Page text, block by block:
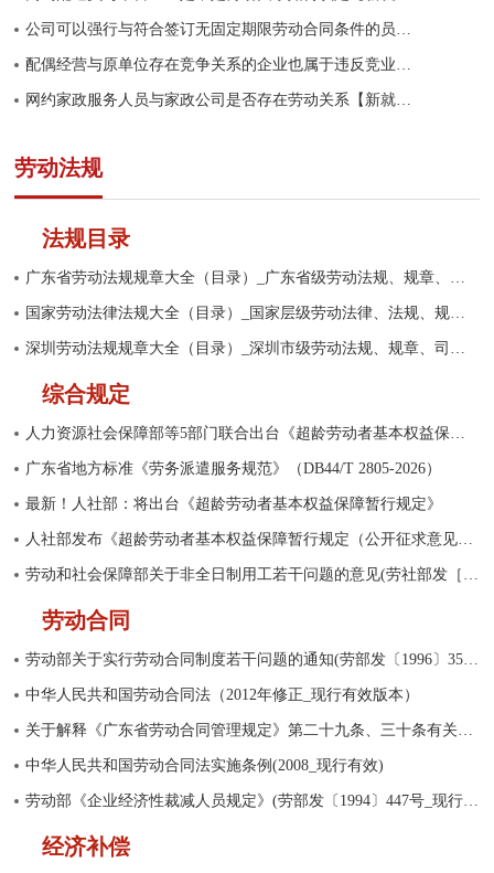
公司可以强行与符合签订无固定期限劳动合同条件的员工终止吗-最高法典型案例
配偶经营与原单位存在竞争关系的企业也属于违反竞业限制行为-最高法典型案例
网约家政服务人员与家政公司是否存在劳动关系【新就业形态案例】
劳动法规
法规目录
广东省劳动法规规章大全（目录）_广东省级劳动法规、规章、司法文件汇编
国家劳动法律法规大全（目录）_国家层级劳动法律、法规、规章、司法解释汇编
深圳劳动法规规章大全（目录）_深圳市级劳动法规、规章、司法文件汇编
综合规定
人力资源社会保障部等5部门联合出台《超龄劳动者基本权益保障暂行规定》
广东省地方标准《劳务派遣服务规范》（DB44/T 2805-2026）
最新！人社部：将出台《超龄劳动者基本权益保障暂行规定》
人社部发布《超龄劳动者基本权益保障暂行规定（公开征求意见稿）》2025-07-31
劳动和社会保障部关于非全日制用工若干问题的意见(劳社部发［2003］12号_现行有效)
劳动合同
劳动部关于实行劳动合同制度若干问题的通知(劳部发〔1996〕354号_现行有效)
中华人民共和国劳动合同法（2012年修正_现行有效版本）
关于解释《广东省劳动合同管理规定》第二十九条、三十条有关问题的通知(粤劳社(2003)137号_现行有效)
中华人民共和国劳动合同法实施条例(2008_现行有效)
劳动部《企业经济性裁减人员规定》(劳部发〔1994〕447号_现行有效)
经济补偿